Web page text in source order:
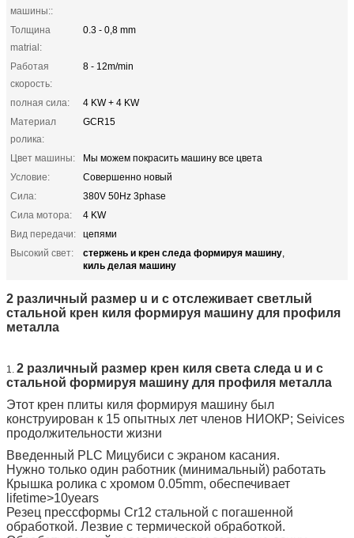
машины::
Толщина
matrial:
0.3 - 0,8 mm
Работая
скорость:
8 - 12m/min
полная сила:
4 KW + 4 KW
Материал
ролика:
GCR15
Цвет машины:
Мы можем покрасить машину все цвета
Условие:
Совершенно новый
Сила:
380V 50Hz 3phase
Сила мотора:
4 KW
Вид передачи:
цепями
Высокий свет:
стержень и крен следа формируя машину,
киль делая машину
2 различный размер u и c отслеживает светлый
стальной крен киля формируя машину для профиля
металла
1. 2 различный размер крен киля света следа u и c
стальной формируя машину для профиля металла
Этот крен плиты киля формируя машину был
конструирован к 15 опытных лет членов НИОКР; Seivices
продолжительности жизни
Введенный PLC Мицубиси с экраном касания.
Нужно только один работник (минимальный) работать
Крышка ролика с хромом 0.05mm, обеспечивает
lifetime>10years
Резец прессформы Cr12 стальной с погашенной
обработкой. Лезвие с термической обработкой.